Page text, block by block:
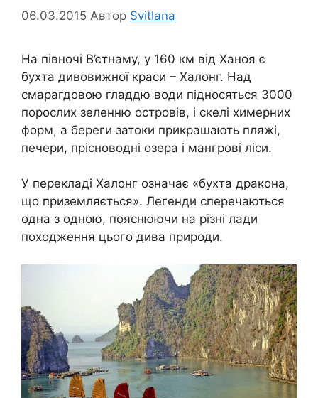
06.03.2015 Автор Svitlana
На півночі В’єтнаму, у 160 км від Ханоя є
бухта дивовижної краси – Халонг. Над
смарагдовою гладдю води підносяться 3000
порослих зеленню островів, і скелі химерних
форм, а береги затоки прикрашають пляжі,
печери, прісноводні озера і мангрові ліси.
У перекладі Халонг означає «бухта дракона,
що приземляється». Легенди сперечаються
одна з одною, пояснюючи на різні лади
походження цього дива природи.